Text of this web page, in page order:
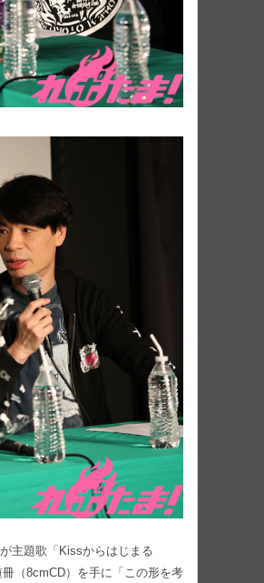
主題歌「Kissからはじまる
冊（8cmCD）を手に「この形を考